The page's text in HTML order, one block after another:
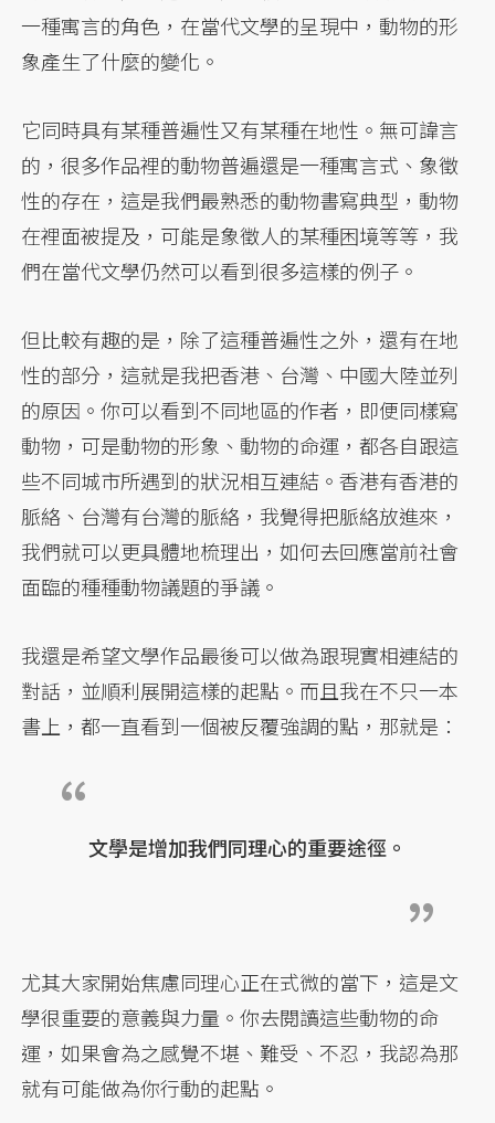
一種寓言的角色，在當代文學的呈現中，動物的形
象產生了什麼的變化。
它同時具有某種普遍性又有某種在地性。無可諱言
的，很多作品裡的動物普遍還是一種寓言式、象徵
性的存在，這是我們最熟悉的動物書寫典型，動物
在裡面被提及，可能是象徵人的某種困境等等，我
們在當代文學仍然可以看到很多這樣的例子。
但比較有趣的是，除了這種普遍性之外，還有在地
性的部分，這就是我把香港、台灣、中國大陸並列
的原因。你可以看到不同地區的作者，即便同樣寫
動物，可是動物的形象、動物的命運，都各自跟這
些不同城市所遇到的狀況相互連結。香港有香港的
脈絡、台灣有台灣的脈絡，我覺得把脈絡放進來，
我們就可以更具體地梳理出，如何去回應當前社會
面臨的種種動物議題的爭議。
我還是希望文學作品最後可以做為跟現實相連結的
對話，並順利展開這樣的起點。而且我在不只一本
書上，都一直看到一個被反覆強調的點，那就是：
文學是增加我們同理心的重要途徑。
尤其大家開始焦慮同理心正在式微的當下，這是文
學很重要的意義與力量。你去閱讀這些動物的命
運，如果會為之感覺不堪、難受、不忍，我認為那
就有可能做為你行動的起點。